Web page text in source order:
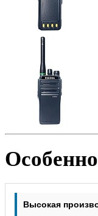
Высокая